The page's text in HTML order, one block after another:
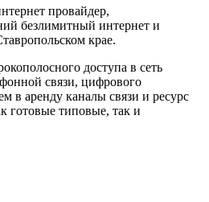
провайдер,
безлимитный интернет и
крае.
доступа в сеть
связи, цифрового
в аренду каналы связи и ресурс
готовые типовые, так и